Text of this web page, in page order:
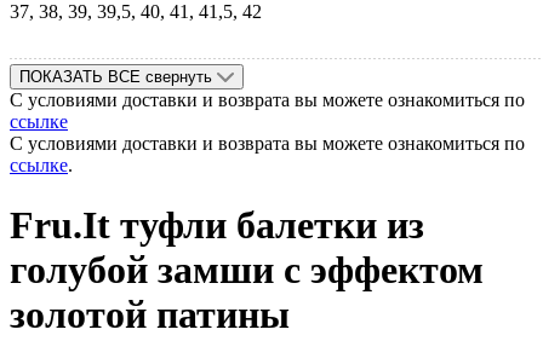
37, 38, 39, 39,5, 40, 41, 41,5, 42
ПОКАЗАТЬ ВСЕ свернуть
С условиями доставки и возврата вы можете ознакомиться по
ссылке
С условиями доставки и возврата вы можете ознакомиться по
ссылке.
Fru.It туфли балетки из
голубой замши с эффектом
золотой патины